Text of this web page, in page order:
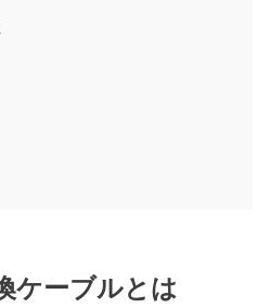
ケーブルとは